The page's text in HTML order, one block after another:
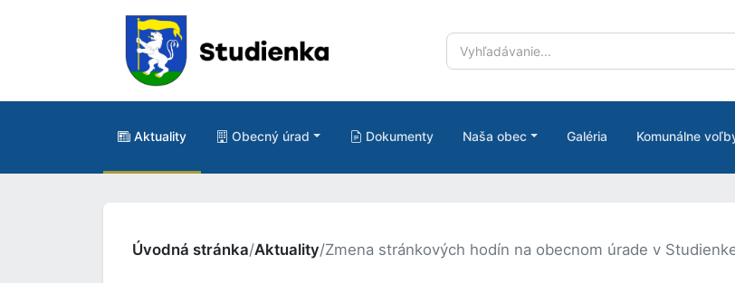
Aktuality Obecný úrad Dokumenty Naša obec Galéria Komunálne
Úvodná stránka/Aktuality/Zmena stránkových hodín na obecnom úrade v